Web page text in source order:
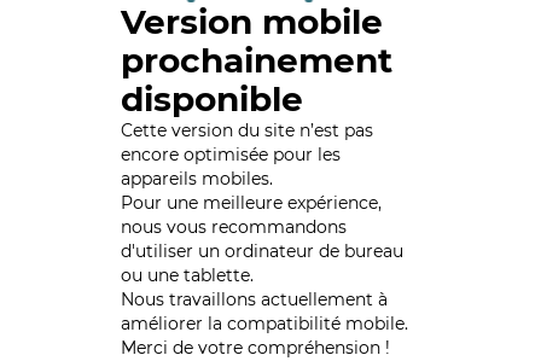
Version mobile
prochainement
disponible
Cette version du site n’est pas
encore optimisée pour les
appareils mobiles.
Pour une meilleure expérience,
nous vous recommandons
d'utiliser un ordinateur de bureau
ou une tablette.
Nous travaillons actuellement à
améliorer la compatibilité mobile.
Merci de votre compréhension !